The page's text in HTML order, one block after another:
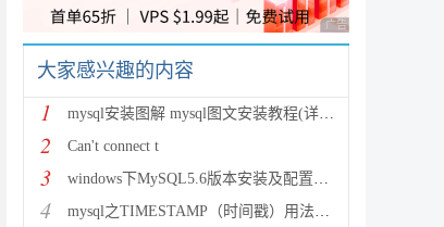
广告 商业广告，理性
大家感兴趣的内容
1 mysql安装图解 mysql图文安装教程(详细说明)
2 Can't connect t
3 windows下MySQL5.6版本安装及配置过程附有截图和
4 mysql之TIMESTAMP（时间戳）用法详解